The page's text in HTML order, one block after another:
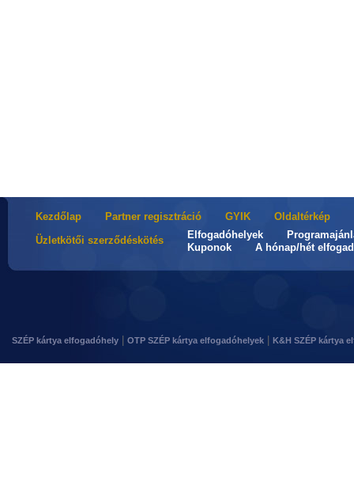
Kezdőlap Partner regisztráció GYIK
Oldaltérkép
Üzletkötői szerződéskötés
Elfogadóhelyek
Kuponok
A hónap/hét
SZÉP kártya elfogadóhely OTP SZÉP kártya elfogadóhelyek K&H SZÉP kártya